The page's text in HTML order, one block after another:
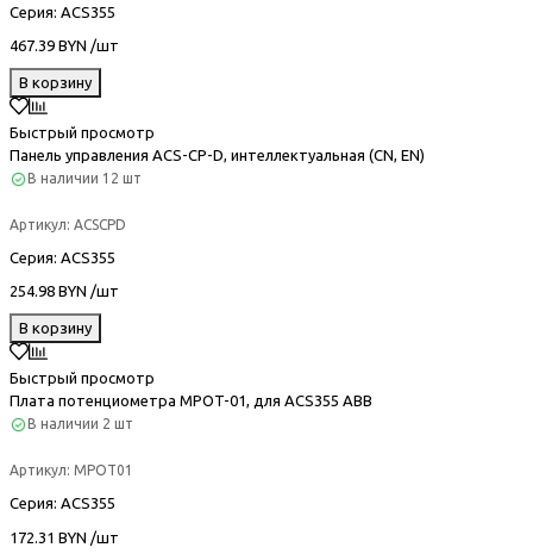
Серия: ACS355
467.39 BYN /шт
В корзину
Быстрый просмотр
Панель управления ACS-CP-D, интеллектуальная (CN, EN)
В наличии 12 шт
Артикул: ACSCPD
Серия: ACS355
254.98 BYN /шт
В корзину
Быстрый просмотр
Плата потенциометра MPOT-01, для ACS355 ABB
В наличии 2 шт
Артикул: MPOT01
Серия: ACS355
172.31 BYN /шт